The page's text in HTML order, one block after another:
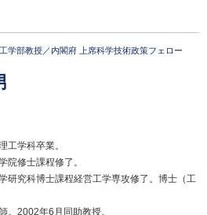
学部教授／内閣府 上席科学技術政策フェロー
工学科卒業。
院修士課程修了。
研究科博士課程経営工学専攻修了。博士（工
。2002年6月同助教授。